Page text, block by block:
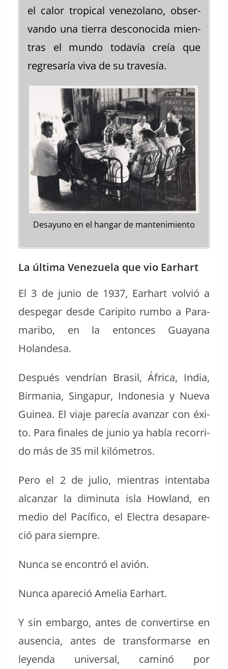
el calor trop­i­cal vene­zolano, obser­
van­do una tier­ra descono­ci­da mien­
tras el mun­do todavía creía que
regre­saría viva de su travesía.
Desayuno en el hangar de mantenimiento
La última Venezuela que vio Earhart
El 3 de junio de 1937, Earhart volvió a
despe­gar des­de Carip­i­to rum­bo a Para­
mari­bo, en la entonces Guayana
Holandesa.
Después ven­drían Brasil, África, India,
Bir­ma­nia, Sin­ga­pur, Indone­sia y Nue­va
Guinea. El via­je parecía avan­zar con éxi­
to. Para finales de junio ya había recor­ri­
do más de 35 mil kilómetros.
Pero el 2 de julio, mien­tras intenta­ba
alcan­zar la dimin­u­ta isla How­land, en
medio del Pací­fi­co, el Elec­tra desa­pare­
ció para siempre.
Nun­ca se encon­tró el avión.
Nun­ca apare­ció Amelia Earhart.
Y sin embar­go, antes de con­ver­tirse en
ausen­cia, antes de trans­for­marse en
leyen­da uni­ver­sal, cam­inó por